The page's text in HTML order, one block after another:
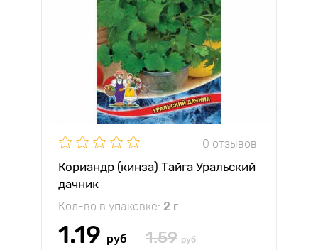
0 отзывов
Кориандр (кинза) Тайга Уральский
дачник
Кол-во в упаковке: 2 г
1.19 руб 1.59 руб